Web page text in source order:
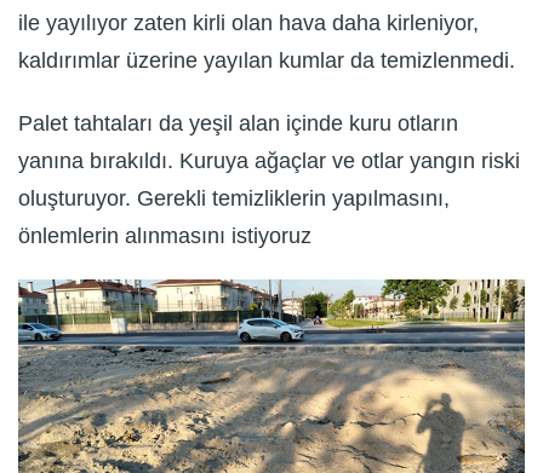
ile yayılıyor zaten kirli olan hava daha kirleniyor,
kaldırımlar üzerine yayılan kumlar da temizlenmedi.
Palet tahtaları da yeşil alan içinde kuru otların
yanına bırakıldı. Kuruya ağaçlar ve otlar yangın riski
oluşturuyor. Gerekli temizliklerin yapılmasını,
önlemlerin alınmasını istiyoruz